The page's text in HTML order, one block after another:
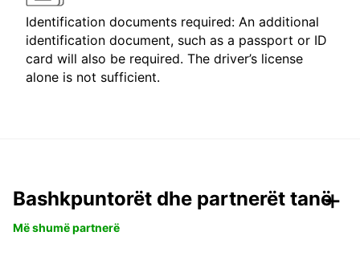
Identification documents required: An additional
identification document, such as a passport or ID
card will also be required. The driver’s license
alone is not sufficient.
Bashkpuntorët dhe partnerët tanë
Më shumë partnerë